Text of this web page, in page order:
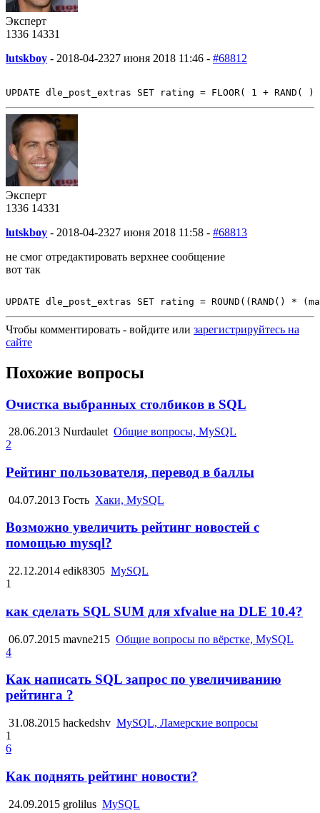
Эксперт
1336 14331
lutskboy - 2018-04-2327 июня 2018 11:46 - #68812
Эксперт
1336 14331
lutskboy - 2018-04-2327 июня 2018 11:58 - #68813
не смог отредактировать верхнее сообщение
вот так
Чтобы комментировать - войдите или зарегистрируйтесь на
сайте
Похожие вопросы
Очистка выбранных столбиков в SQL
28.06.2013 Nurdaulet Общие вопросы, MySQL
2
Рейтинг пользователя, перевод в баллы
04.07.2013 Гость Хаки, MySQL
Возможно увеличить рейтинг новостей с
помощью mysql?
22.12.2014 edik8305 MySQL
1
как сделать SQL SUM для xfvalue на DLE 10.4?
06.07.2015 mavne215 Общие вопросы по вёрстке, MySQL
4
Как написать SQL запрос по увеличиванию
рейтинга ?
31.08.2015 hackedshv MySQL, Ламерские вопросы
1
6
Как поднять рейтинг новости?
24.09.2015 grolilus MySQL